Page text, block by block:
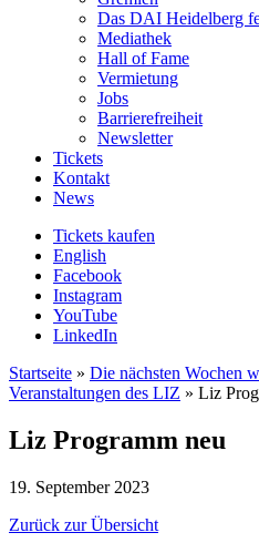
Das DAI Heidelberg
Mediathek
Hall of Fame
Vermietung
Jobs
Barrierefreiheit
Newsletter
Tickets
Kontakt
News
Tickets kaufen
English
Facebook
Instagram
YouTube
LinkedIn
Startseite » Die nächsten Wochen
Veranstaltungen des LIZ » Liz
Liz Programm neu
19. September 2023
Zurück zur Übersicht